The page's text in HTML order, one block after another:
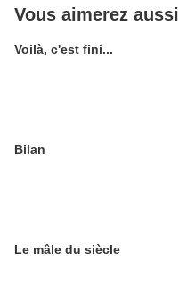
Vous aimerez aussi
Voilà, c'est fini...
Bilan
Le mâle du siècle